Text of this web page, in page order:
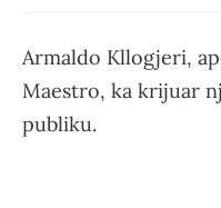
Armaldo Kllogjeri,
Maestro, ka krijuar
publiku.